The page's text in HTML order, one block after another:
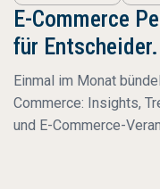
E-Commerce
für Entscheider.
Einmal im Monat
Commerce: Insights,
und E-Commerce-